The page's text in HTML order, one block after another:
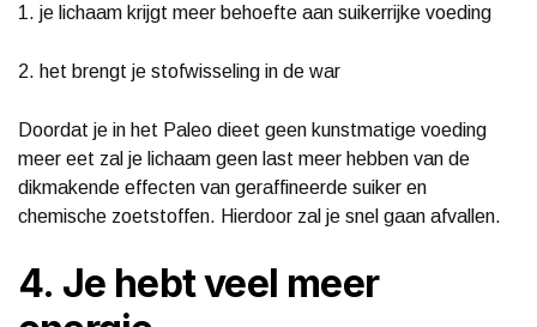
1. je lichaam krijgt meer behoefte aan suikerrijke voeding
2. het brengt je stofwisseling in de war
Doordat je in het Paleo dieet geen kunstmatige voeding
meer eet zal je lichaam geen last meer hebben van de
dikmakende effecten van geraffineerde suiker en
chemische zoetstoffen. Hierdoor zal je snel gaan afvallen.
4. Je hebt veel meer